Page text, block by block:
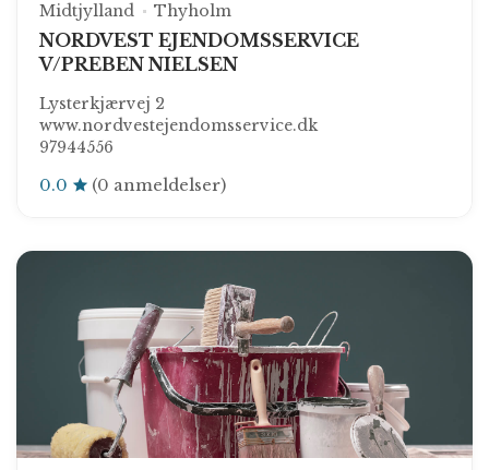
Midtjylland Thyholm
NORDVEST EJENDOMSSERVICE
V/PREBEN NIELSEN
Lysterkjærvej 2
www.nordvestejendomsservice.dk
97944556
0.0 (0 anmeldelser)